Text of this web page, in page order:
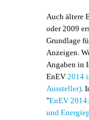
Auch ältere
oder 2009
Grundlage
Anzeigen.
Angaben in
EnEV 2014
Aussteller) .
"EnEV
und